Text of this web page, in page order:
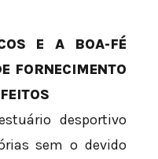
E A BOA-FÉ
FORNECIMENTO
desportivo
sem o devido